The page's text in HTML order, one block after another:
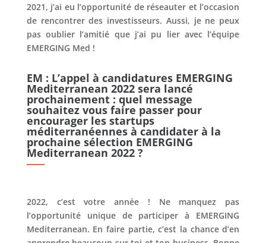
2021, j’ai eu l’opportunité de réseauter et l’occasion
de rencontrer des investisseurs. Aussi, je ne peux
pas oublier l’amitié que j’ai pu lier avec l’équipe
EMERGING Med !
EM : L’appel à candidatures EMERGING
Mediterranean 2022 sera lancé
prochainement : quel message
souhaitez vous faire passer pour
encourager les startups
méditerranéennes à candidater à la
prochaine sélection EMERGING
Mediterranean 2022 ?
2022, c’est votre année ! Ne manquez pas
l’opportunité unique de participer à EMERGING
Mediterranean. En faire partie, c’est la chance d’en